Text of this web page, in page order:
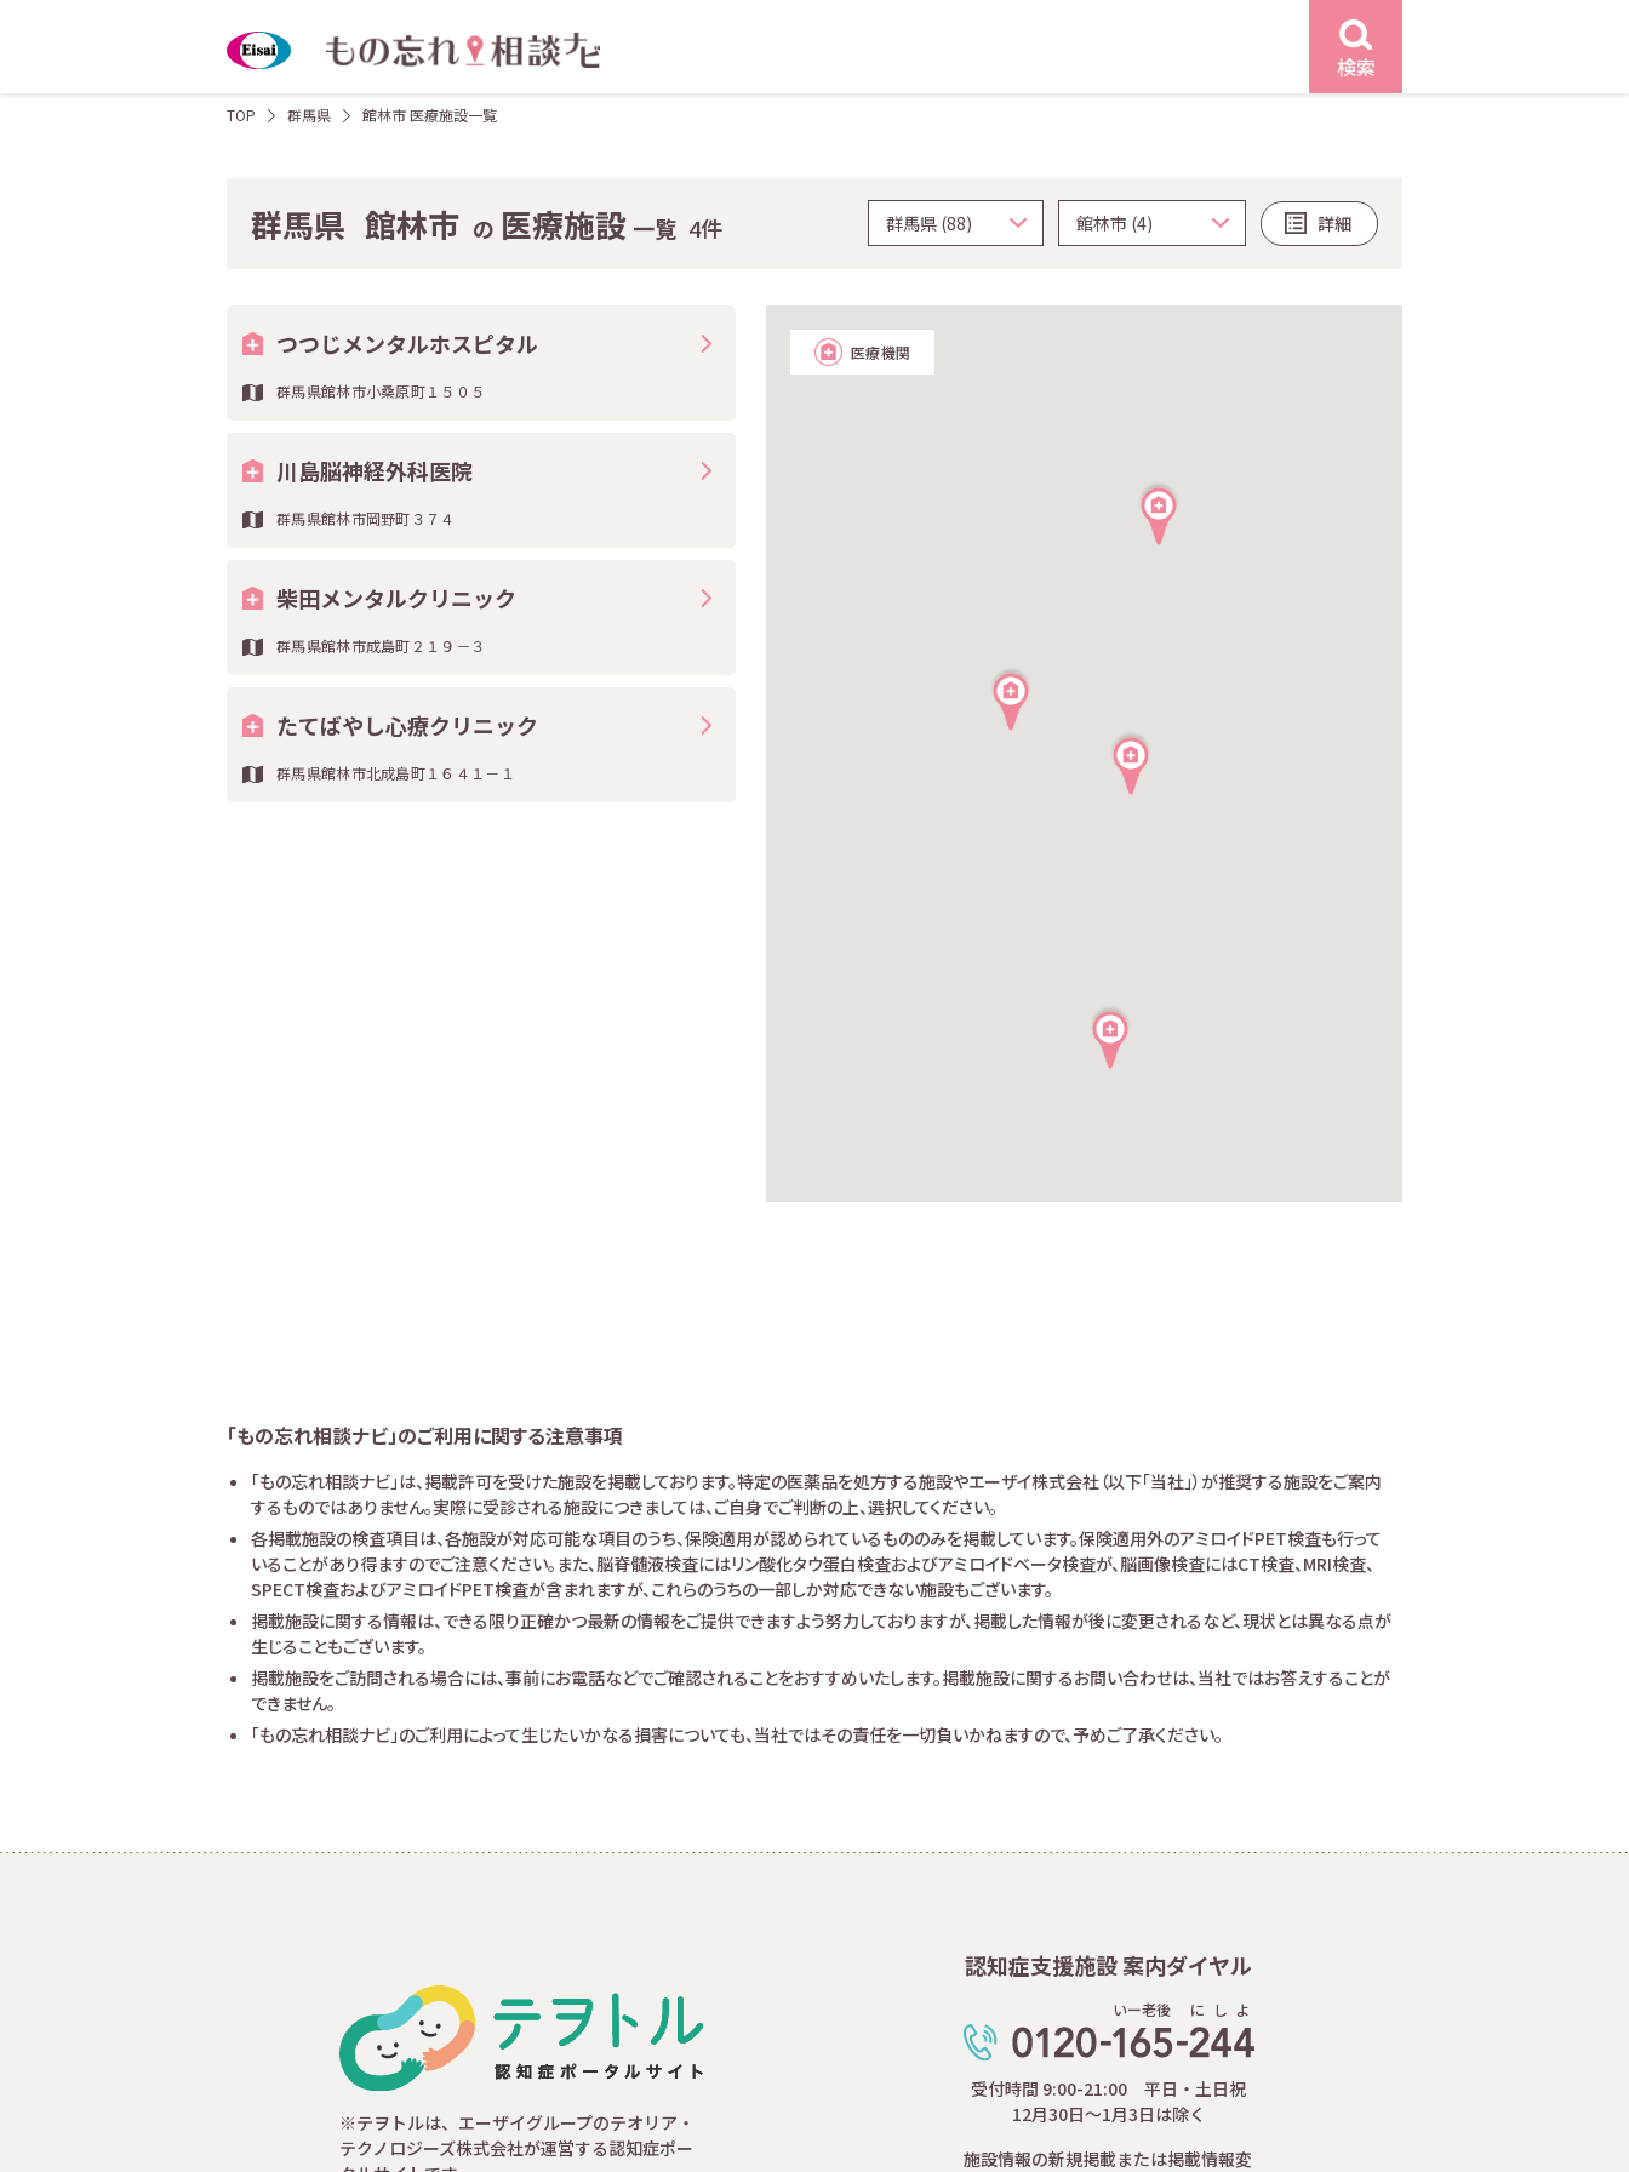
検索
TOP 群馬県 館林市 医療施設一覧
群馬県 館林市 の 医療施設 一覧 4件 詳細
つつじメンタルホスピタル
群馬県館林市小桑原町１５０５
川島脳神経外科医院
群馬県館林市岡野町３７４
柴田メンタルクリニック
群馬県館林市成島町２１９－３
たてばやし心療クリニック
群馬県館林市北成島町１６４１－１
医療機関
「もの忘れ相談ナビ」のご利用に関する注意事項
「もの忘れ相談ナビ」は、掲載許可を受けた施設を掲載しております。特定の医薬品を処方する施設やエーザイ株式会社（以下「当社」）が推奨する施設をご案内
するものではありません。実際に受診される施設につきましては、ご自身でご判断の上、選択してください。
各掲載施設の検査項目は、各施設が対応可能な項目のうち、保険適用が認められているもののみを掲載しています。保険適用外のアミロイドPET検査も行って
いることがあり得ますのでご注意ください。また、脳脊髄液検査にはリン酸化タウ蛋白検査およびアミロイドベータ検査が、脳画像検査にはCT検査、MRI検査、
SPECT検査およびアミロイドPET検査が含まれますが、これらのうちの一部しか対応できない施設もございます。
掲載施設に関する情報は、できる限り正確かつ最新の情報をご提供できますよう努力しておりますが、掲載した情報が後に変更されるなど、現状とは異なる点が
生じることもございます。
掲載施設をご訪問される場合には、事前にお電話などでご確認されることをおすすめいたします。掲載施設に関するお問い合わせは、当社ではお答えすることが
できません。
「もの忘れ相談ナビ」のご利用によって生じたいかなる損害についても、当社ではその責任を一切負いかねますので、予めご了承ください。
認知症支援施設 案内ダイヤル
いー老後 に し よ
受付時間 9:00-21:00 平日・土日祝
12月30日～1月3日は除く
施設情報の新規掲載または掲載情報変
※テヲトルは、エーザイグループのテオリア・
テクノロジーズ株式会社が運営する認知症ポー